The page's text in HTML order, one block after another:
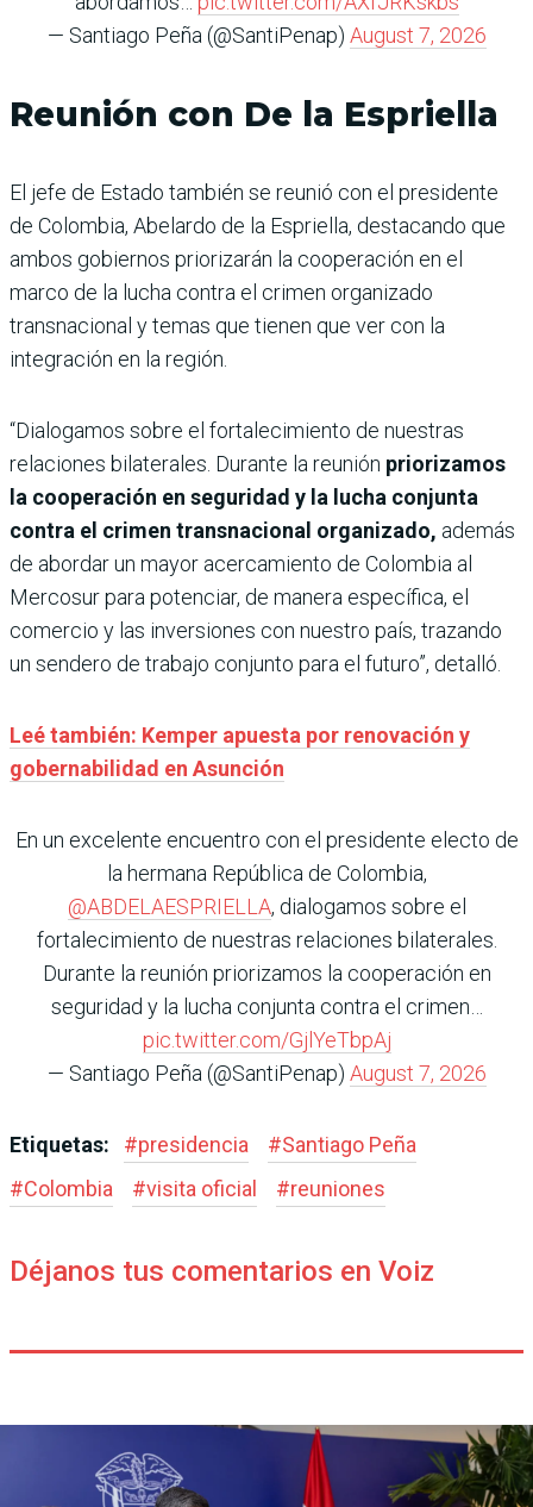
— Santiago Peña (@SantiPenap) August 7, 2026
Reunión con De la Espriella
El jefe de Estado también se reunió con el presidente
de Colombia, Abelardo de la Espriella, destacando que
ambos gobiernos priorizarán la cooperación en el
marco de la lucha contra el crimen organizado
transnacional y temas que tienen que ver con la
integración en la región.
“Dialogamos sobre el fortalecimiento de nuestras
relaciones bilaterales. Durante la reunión priorizamos
la cooperación en seguridad y la lucha conjunta
contra el crimen transnacional organizado, además
de abordar un mayor acercamiento de Colombia al
Mercosur para potenciar, de manera específica, el
comercio y las inversiones con nuestro país, trazando
un sendero de trabajo conjunto para el futuro”, detalló.
Leé también: Kemper apuesta por renovación y
gobernabilidad en Asunción
En un excelente encuentro con el presidente electo de
la hermana República de Colombia,
@ABDELAESPRIELLA, dialogamos sobre el
fortalecimiento de nuestras relaciones bilaterales.
Durante la reunión priorizamos la cooperación en
seguridad y la lucha conjunta contra el crimen…
pic.twitter.com/GjlYeTbpAj
— Santiago Peña (@SantiPenap) August 7, 2026
Etiquetas: #presidencia #Santiago Peña
#Colombia #visita oficial #reuniones
Déjanos tus comentarios en Voiz